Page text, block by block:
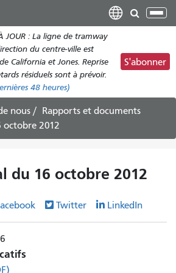
contenu
principal
JOUR : La ligne de tramway
du centre-ville est
California et Jones. Reprise
résiduels sont à prévoir.
48 heures)
S'abonner
nous
Rapports et documents
octobre 2012
du 16 octobre 2012
Twitter LinkedIn